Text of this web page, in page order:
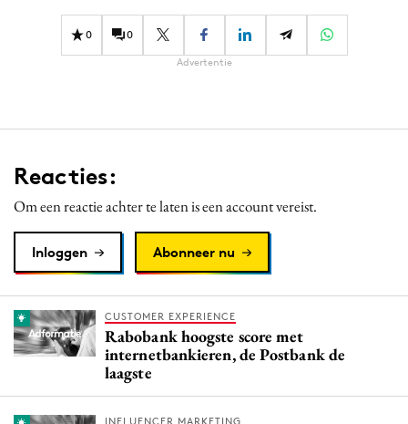
0 0
Advertentie
Reacties:
Om een reactie achter te laten is een account vereist.
Inloggen Abonneer nu
CUSTOMER EXPERIENCE
Rabobank hoogste score met
internetbankieren, de Postbank de
laagste
INFLUENCER MARKETING